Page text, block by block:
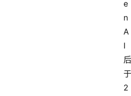
e
n
A
I
后
于
2